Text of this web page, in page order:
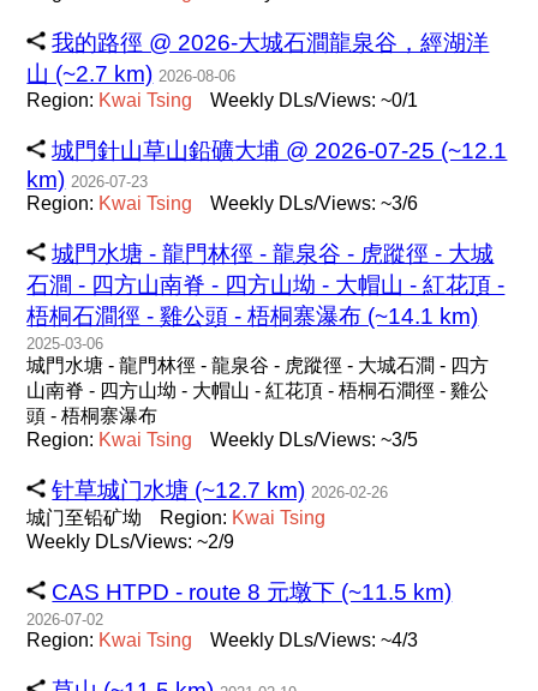
我的路徑 @ 2026-大城石澗龍泉谷，經湖洋
山 (~2.7 km) 2026-08-06
Region: Kwai Tsing Weekly DLs/Views: ~0/1
城門針山草山鉛礦大埔 @ 2026-07-25 (~12.1
km) 2026-07-23
Region: Kwai Tsing Weekly DLs/Views: ~3/6
城門水塘 - 龍門林徑 - 龍泉谷 - 虎蹤徑 - 大城
石澗 - 四方山南脊 - 四方山坳 - 大帽山 - 紅花頂 -
梧桐石澗徑 - 雞公頭 - 梧桐寨瀑布 (~14.1 km)
2025-03-06
城門水塘 - 龍門林徑 - 龍泉谷 - 虎蹤徑 - 大城石澗 - 四方
山南脊 - 四方山坳 - 大帽山 - 紅花頂 - 梧桐石澗徑 - 雞公
頭 - 梧桐寨瀑布
Region: Kwai Tsing Weekly DLs/Views: ~3/5
针草城门水塘 (~12.7 km) 2026-02-26
城门至铅矿坳 Region: Kwai Tsing
Weekly DLs/Views: ~2/9
CAS HTPD - route 8 元墩下 (~11.5 km)
2026-07-02
Region: Kwai Tsing Weekly DLs/Views: ~4/3